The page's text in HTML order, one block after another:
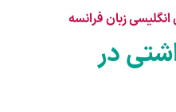
زبان فرانسه
در